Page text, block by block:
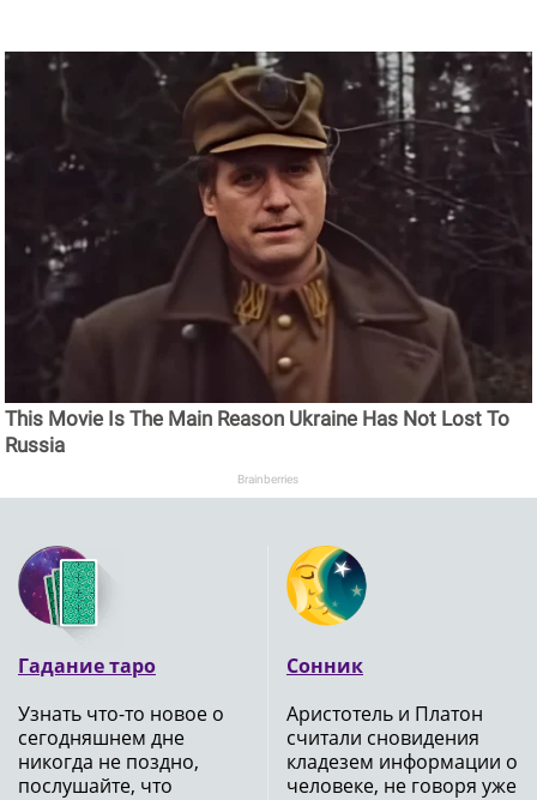
This Movie Is The Main Reason Ukraine Has Not Lost To
Russia
Brainberries
Гадание таро
Узнать что-то новое о
сегодняшнем дне
никогда не поздно,
послушайте, что
Сонник
Аристотель и Платон
считали сновидения
кладезем информации о
человеке, не говоря уже